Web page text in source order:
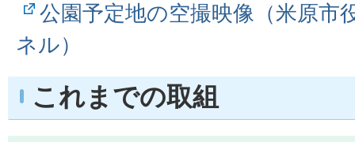
公園予定地の空撮映像（米原市
ネル）
これまでの取組